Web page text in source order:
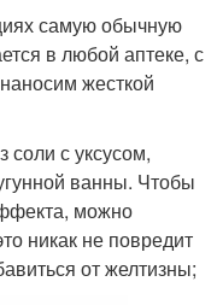
самую обычную
в любой аптеке, с
жесткой
соли с уксусом,
ванны. Чтобы
можно
никак не повредит
от желтизны;